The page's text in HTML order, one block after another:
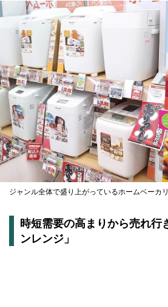
ジャンル全体で盛り上がっているホームベーカ
時短需要の高まりから売れ行
ンレンジ」